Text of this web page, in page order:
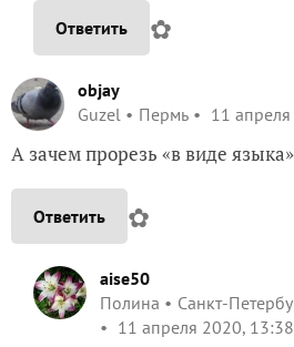
Ответить ✿
objay
Guzel
Пермь 11
А зачем прорезь «в виде
Ответить ✿
aise50
Полина
Санкт-
11 апреля 2020, 13:38